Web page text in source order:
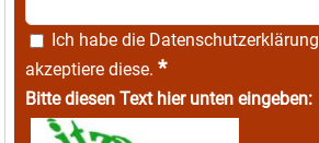
Ich habe die Datenschutzerklärung
akzeptiere diese. *
Bitte diesen Text hier unten eingeben: